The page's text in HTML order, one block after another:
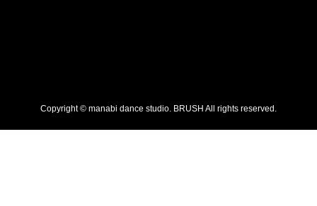
Copyright © manabi dance studio. BRUSH All rights reserved.